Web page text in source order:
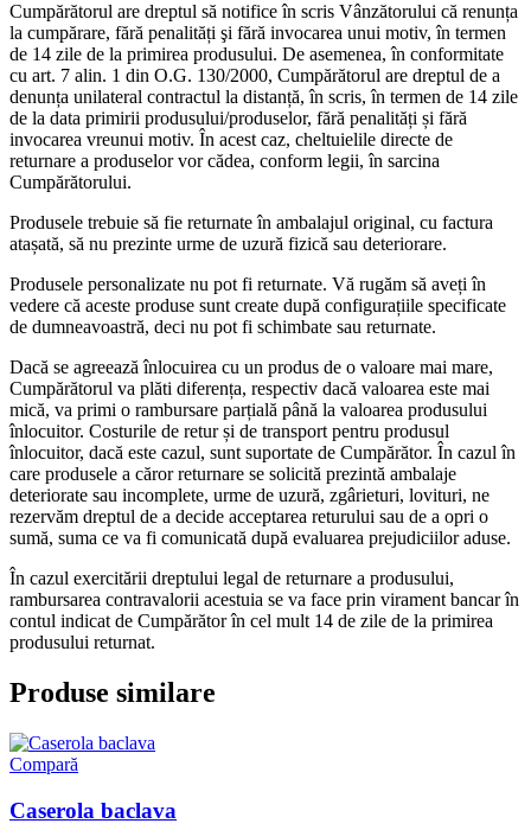
Cumpărătorul are dreptul să notifice în scris Vânzătorului că renunța
la cumpărare, fără penalități şi fără invocarea unui motiv, în termen
de 14 zile de la primirea produsului. De asemenea, în conformitate
cu art. 7 alin. 1 din O.G. 130/2000, Cumpărătorul are dreptul de a
denunța unilateral contractul la distanță, în scris, în termen de 14 zile
de la data primirii produsului/produselor, fără penalități și fără
invocarea vreunui motiv. În acest caz, cheltuielile directe de
returnare a produselor vor cădea, conform legii, în sarcina
Cumpărătorului.
Produsele trebuie să fie returnate în ambalajul original, cu factura
atașată, să nu prezinte urme de uzură fizică sau deteriorare.
Produsele personalizate nu pot fi returnate. Vă rugăm să aveți în
vedere că aceste produse sunt create după configurațiile specificate
de dumneavoastră, deci nu pot fi schimbate sau returnate.
Dacă se agreează înlocuirea cu un produs de o valoare mai mare,
Cumpărătorul va plăti diferența, respectiv dacă valoarea este mai
mică, va primi o rambursare parțială până la valoarea produsului
înlocuitor. Costurile de retur și de transport pentru produsul
înlocuitor, dacă este cazul, sunt suportate de Cumpărător. În cazul în
care produsele a căror returnare se solicită prezintă ambalaje
deteriorate sau incomplete, urme de uzură, zgârieturi, lovituri, ne
rezervăm dreptul de a decide acceptarea returului sau de a opri o
sumă, suma ce va fi comunicată după evaluarea prejudiciilor aduse.
În cazul exercitării dreptului legal de returnare a produsului,
rambursarea contravalorii acestuia se va face prin virament bancar în
contul indicat de Cumpărător în cel mult 14 de zile de la primirea
produsului returnat.
Produse similare
Compară
Caserola baclava